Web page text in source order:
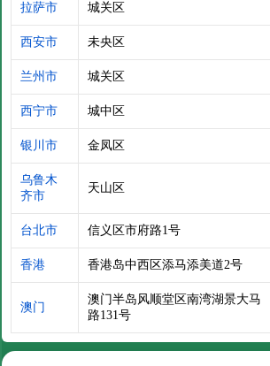
拉萨市 城关区
西安市 未央区
兰州市 城关区
西宁市 城中区
银川市 金凤区
乌鲁木
齐市
天山区
台北市 信义区市府路1号
香港 香港岛中西区添马添美道2号
澳门
澳门半岛风顺堂区南湾湖景大马
路131号